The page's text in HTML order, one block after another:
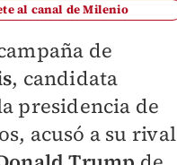
al canal de Milenio
de
, candidata
presidencia de
acusó a su rival